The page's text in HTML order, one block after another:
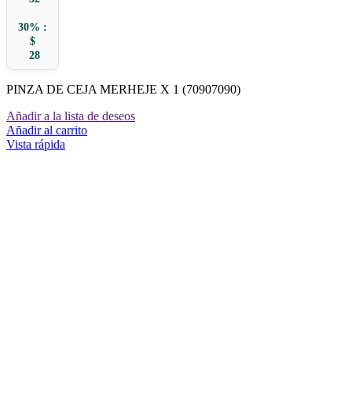
30% :
$
28
PINZA DE CEJA MERHEJE X 1 (70907090)
Añadir a la lista de deseos
Añadir al carrito
Vista rápida